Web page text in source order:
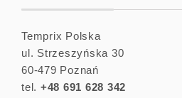
Temprix Polska
ul. Strzeszyńska 30
60-479 Poznań
tel. +48 691 628 342